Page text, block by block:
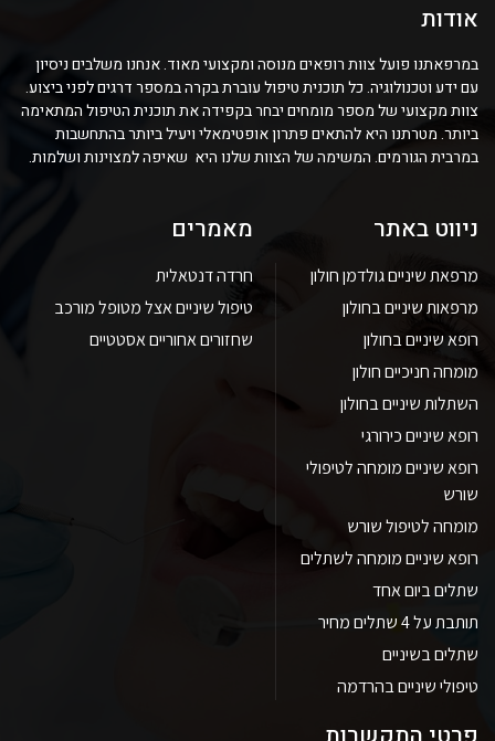
אודות
במרפאתנו פועל צוות רופאים מנוסה ומקצועי מאוד. אנחנו משלבים ניסיון
עם ידע וטכנולוגיה. כל תוכנית טיפול עוברת בקרה במספר דרגים לפני ביצוע.
צוות מקצועי של מספר מומחים יבחר בקפידה את תוכנית הטיפול המתאימה
ביותר. מטרתנו היא להתאים פתרון אופטימאלי ויעיל ביותר בהתחשבות
במרבית הגורמים. המשימה של הצוות שלנו היא שאיפה למצוינות ושלמות.
ניווט באתר
מרפאת שיניים גולדמן חולון
מרפאות שיניים בחולון
רופא שיניים בחולון
מומחה חניכיים חולון
השתלות שיניים בחולון
רופא שיניים כירורגי
רופא שיניים מומחה לטיפולי
שורש
מומחה לטיפול שורש
רופא שיניים מומחה לשתלים
שתלים ביום אחד
תותבת על 4 שתלים מחיר
שתלים בשיניים
טיפולי שיניים בהרדמה
מאמרים
חרדה דנטאלית
טיפול שיניים אצל מטופל מורכב
שחזורים אחוריים אסטטיים